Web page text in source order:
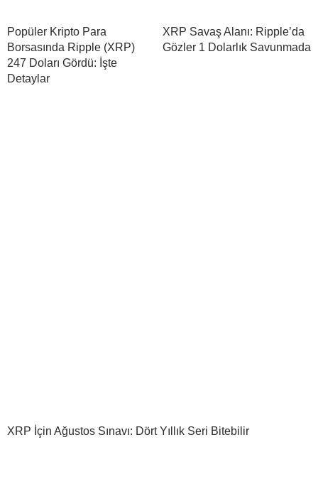
Popüler Kripto Para
Borsasında Ripple (XRP)
247 Doları Gördü: İşte
Detaylar
XRP Savaş Alanı: Ripple’da
Gözler 1 Dolarlık Savunmada
XRP İçin Ağustos Sınavı: Dört Yıllık Seri Bitebilir